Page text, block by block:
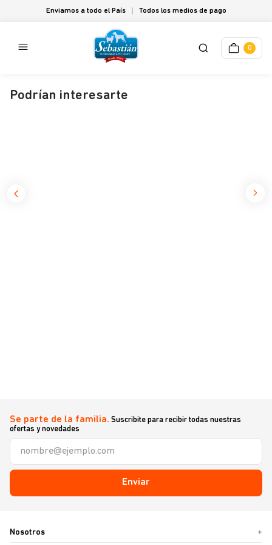
Enviamos a todo el País Todos los medios de pago
0
Podrían interesarte
Se parte de la familia. Suscribite para recibir todas nuestras
ofertas y novedades
Enviar
Nosotros +